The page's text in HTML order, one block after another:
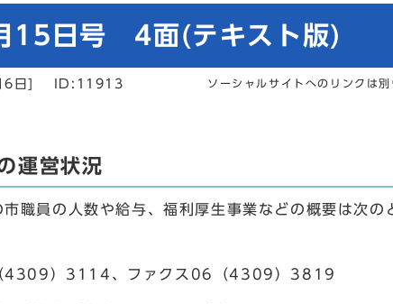
15日号 4面(テキスト版)
日] ID:11913 ソーシャルサイトへのリンクは
運営状況
職員の人数や給与、福利厚生事業などの概要は次
）3114、ファクス06（4309）3819